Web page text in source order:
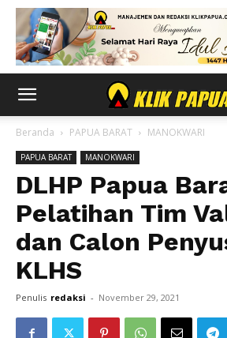
Beranda PAPUA BARAT MANOKWARI
PAPUA BARAT MANOKWARI
DLHP Papua
Pelatihan Tim
dan Calon
KLHS
Penulis redaksi - November 29, 2021